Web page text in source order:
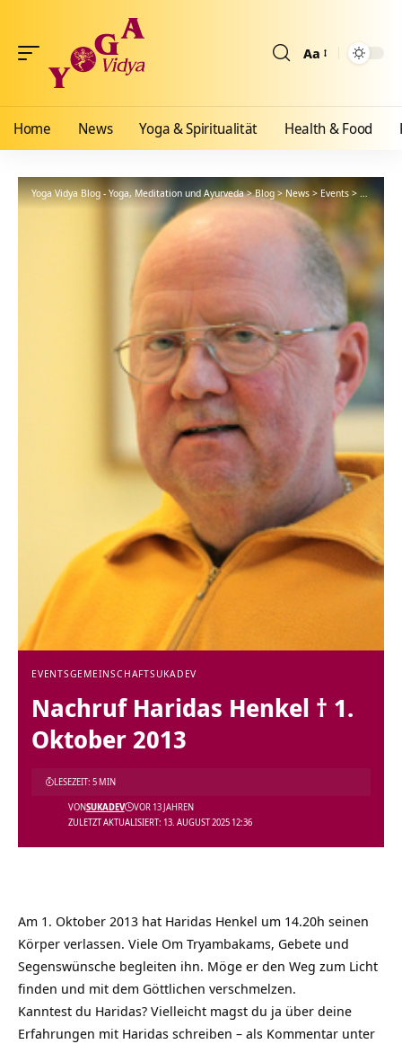
Aa
Home News Yoga & Spiritualität Health & Food
Yoga Vidya Blog - Yoga, Meditation und Ayurveda>Blog>News > Events > Nachruf
EVENTSGEMEINSCHAFTSUKADEV
Nachruf Haridas Henkel † 1.
Oktober 2013
ZULETZT AKTUALISIERT: 13. AUGUST 2025 12:36
VONSUKADEV VOR 13 JAHREN
LESEZEIT: 5 MIN
Am 1. Oktober 2013 hat Haridas Henkel um 14.20h seinen
Körper verlassen. Viele Om Tryambakams, Gebete und
Segenswünsche begleiten ihn. Möge er den Weg zum Licht
finden und mit dem Göttlichen verschmelzen.
Kanntest du Haridas? Vielleicht magst du ja über deine
Erfahrungen mit Haridas schreiben – als Kommentar unter